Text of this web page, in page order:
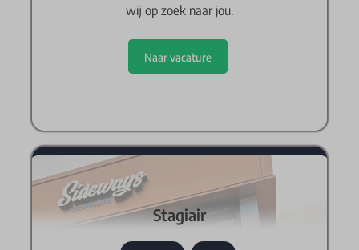
wij op zoek naar jou.
Naar vacature
Stagiair